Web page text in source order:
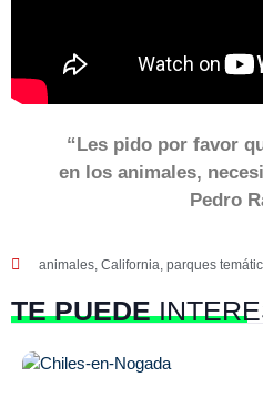
“Les pido por favor
en los animales,
Pedro
animales, California, parques
TE PUEDE